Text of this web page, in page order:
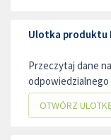
Ulotka produktu
Przeczytaj dane
OTWÓRZ